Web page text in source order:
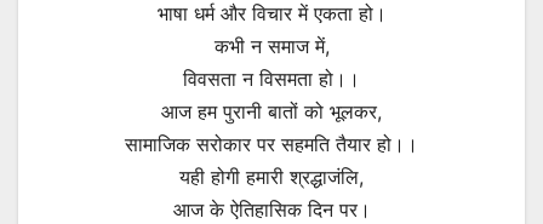
भाषा धर्म और विचार में एकता हो।
कभी न समाज में,
विवसता न विसमता हो।।
आज हम पुरानी बातों को भूलकर,
सामाजिक सरोकार पर सहमति तैयार हो।।
यही होगी हमारी श्रद्धाजंलि,
आज के ऐतिहासिक दिन पर।